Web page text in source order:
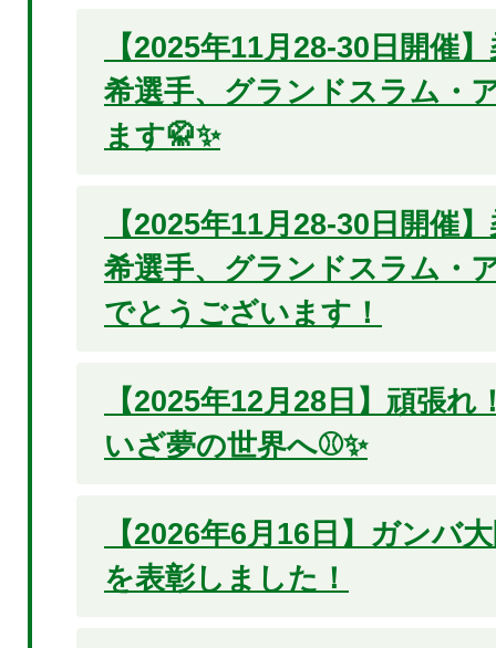
【2025年11月28-30日開催
希選手、グランドスラム・
ます🥋✨
【2025年11月28-30日開催
希選手、グランドスラム・
でとうございます！
【2025年12月28日】頑張れ
いざ夢の世界へ⚾✨
【2026年6月16日】ガンバ
を表彰しました！